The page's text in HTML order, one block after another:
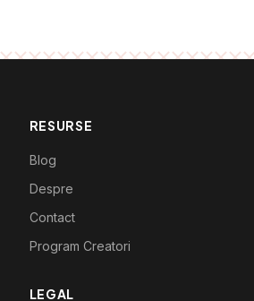
RESURSE
Blog
Despre
Contact
Program Creatori
LEGAL